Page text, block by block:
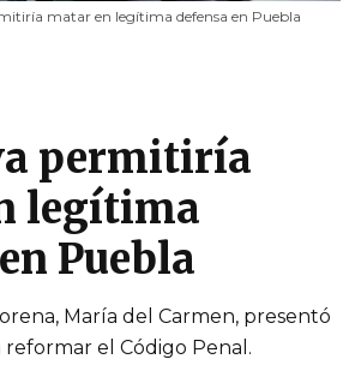
matar en legítima defensa en Puebla
permitiría
legítima
Puebla
María del Carmen, presentó
el Código Penal.